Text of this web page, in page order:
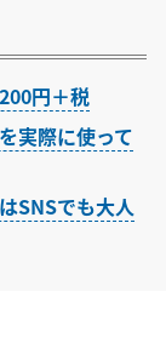
円＋税
実際に使って
SNSでも大人